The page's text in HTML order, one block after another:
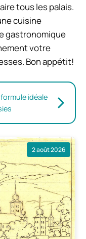
tous les palais.
cuisine
gastronomique
votre
Bon appétit!
idéale
2 août 2026